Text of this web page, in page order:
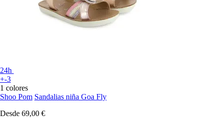
24h
+-3
1 colores
Shoo Pom Sandalias niña Goa Fly
Desde 69,00 €